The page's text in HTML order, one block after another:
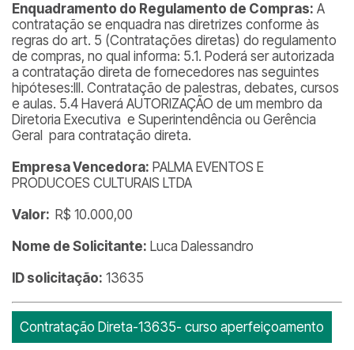
Enquadramento do Regulamento de Compras: A
contratação se enquadra nas diretrizes conforme às
regras do art. 5 (Contratações diretas) do regulamento
de compras, no qual informa: 5.1. Poderá ser autorizada
a contratação direta de fornecedores nas seguintes
hipóteses:III. Contratação de palestras, debates, cursos
e aulas. 5.4 Haverá AUTORIZAÇÃO de um membro da
Diretoria Executiva e Superintendência ou Gerência
Geral para contratação direta.
Empresa Vencedora: PALMA EVENTOS E
PRODUCOES CULTURAIS LTDA
Valor: R$ 10.000,00
Nome de Solicitante: Luca Dalessandro
ID solicitação: 13635
Contratação Direta-13635- curso aperfeiçoamento